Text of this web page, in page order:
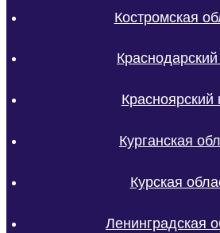
Костромская
Краснодарский
Красноярский
Курганская
Курская
Ленинградская